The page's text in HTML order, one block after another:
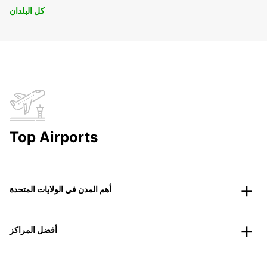
كل البلدان
Top Airports
أهم المدن في الولايات المتحدة
أفضل المراكز